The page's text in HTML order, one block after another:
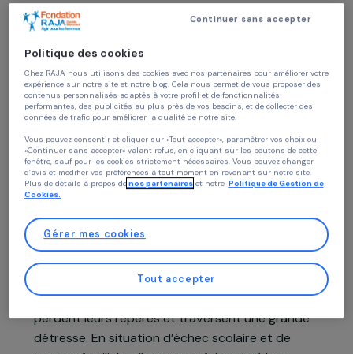
Présentation du projet
El Alto est la 3ème ville du pays avec plus d’un
million d’habitants. Elle est à la fois la zone
urbaine la plus jeune, la plus pauvre et la plus
violente du pays. Elle est marquée par l’héritage
patriarcal et machiste, et compte une
population féminine particulièrement touchée
par les violences familiales, l’abandon scolaire et
Les jeunes filles bénéficiaires du projet sont
Politique des cookies
Chez RAJA nous utilisons des cookies avec nos partenaires pour améliorer
expérience sur notre site et notre blog. Cela nous permet de vous proposer
contenus personnalisés adaptés à votre profil et de fonctionnalités
performantes, des publicités au plus près de vos besoins, et de collecter des
Vous pouvez consentir et cliquer sur «Tout accepter», paramètrer vos choix ou
«Continuer sans accepter» valant refus, en cliquant sur les boutons de cette
fenêtre, sauf pour les cookies strictement nécessaires. Vous pouvez changer
d’avis et modifier vos préférences à tout moment en revenant sur notre site.
Plus de détails à propos denos partenaires Politique de Gestion
Cookies.
Gérer mes cookies
Continuer sans accepter